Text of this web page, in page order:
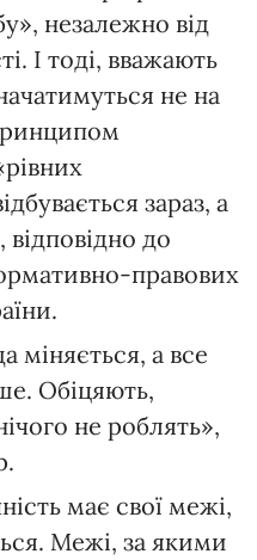
незалежно від
І тоді, вважають
не на
зараз, а
відповідно до
правових
міняється, а все
Обіцяють,
не роблять»,
має свої межі,
Межі, за якими